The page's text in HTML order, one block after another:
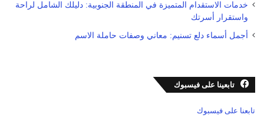
خدمات الاستقدام المتميزة في المنطقة الجنوبية: دليلك الشامل لراحة
واستقرار أسرتك
أجمل أسماء دلع تسنيم: معاني وصفات حاملة الاسم
تابعينا على فيسبوك
تابعنا على فيسبوك